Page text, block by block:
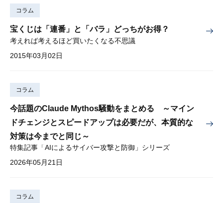
コラム
宝くじは「連番」と「バラ」どっちがお得？
考えれば考えるほど買いたくなる不思議
2015年03月02日
コラム
今話題のClaude Mythos騒動をまとめる ～マイン
ドチェンジとスピードアップは必要だが、本質的な
対策は今までと同じ～
特集記事「AIによるサイバー攻撃と防御」シリーズ
2026年05月21日
コラム